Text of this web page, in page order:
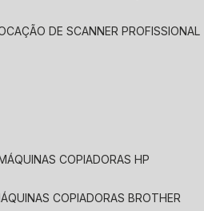
DE SCANNER PROFISSIONAL
MÁQUINAS COPIADORAS HP
MÁQUINAS COPIADORAS BROTHER